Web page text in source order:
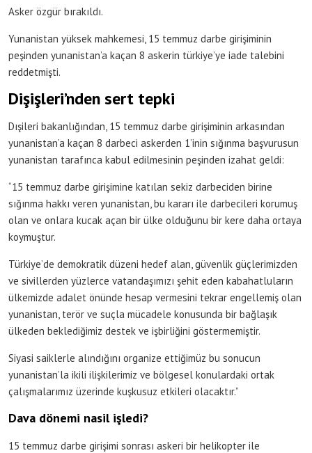
Asker özgür bırakıldı.
Yunanistan yüksek mahkemesi, 15 temmuz darbe girişiminin
peşinden yunanistan’a kaçan 8 askerin türkiye’ye iade talebini
reddetmişti.
Dişişleri’nden sert tepki
Dışileri bakanlığından, 15 temmuz darbe girişiminin arkasından
yunanistan’a kaçan 8 darbeci askerden 1’inin sığınma başvurusun
yunanistan tarafınca kabul edilmesinin peşinden izahat geldi:
“15 temmuz darbe girişimine katılan sekiz darbeciden birine
sığınma hakkı veren yunanistan, bu kararı ile darbecileri korumuş
olan ve onlara kucak açan bir ülke olduğunu bir kere daha ortaya
koymuştur.
Türkiye’de demokratik düzeni hedef alan, güvenlik güçlerimizden
ve sivillerden yüzlerce vatandaşımızı şehit eden kabahatluların
ülkemizde adalet önünde hesap vermesini tekrar engellemiş olan
yunanistan, terör ve suçla mücadele konusunda bir bağlaşık
ülkeden beklediğimiz destek ve işbirliğini göstermemiştir.
Siyasi saiklerle alındığını organize ettiğimüz bu sonucun
yunanistan’la ikili ilişkilerimiz ve bölgesel konulardaki ortak
çalışmalarımız üzerinde kuşkusuz etkileri olacaktır.”
Dava dönemi nasil işledi?
15 temmuz darbe girişimi sonrası askeri bir helikopter ile